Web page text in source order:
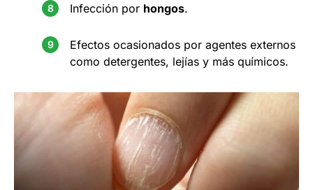
Infección por hongos.
Efectos ocasionados por agentes externos
como detergentes, lejías y más químicos.